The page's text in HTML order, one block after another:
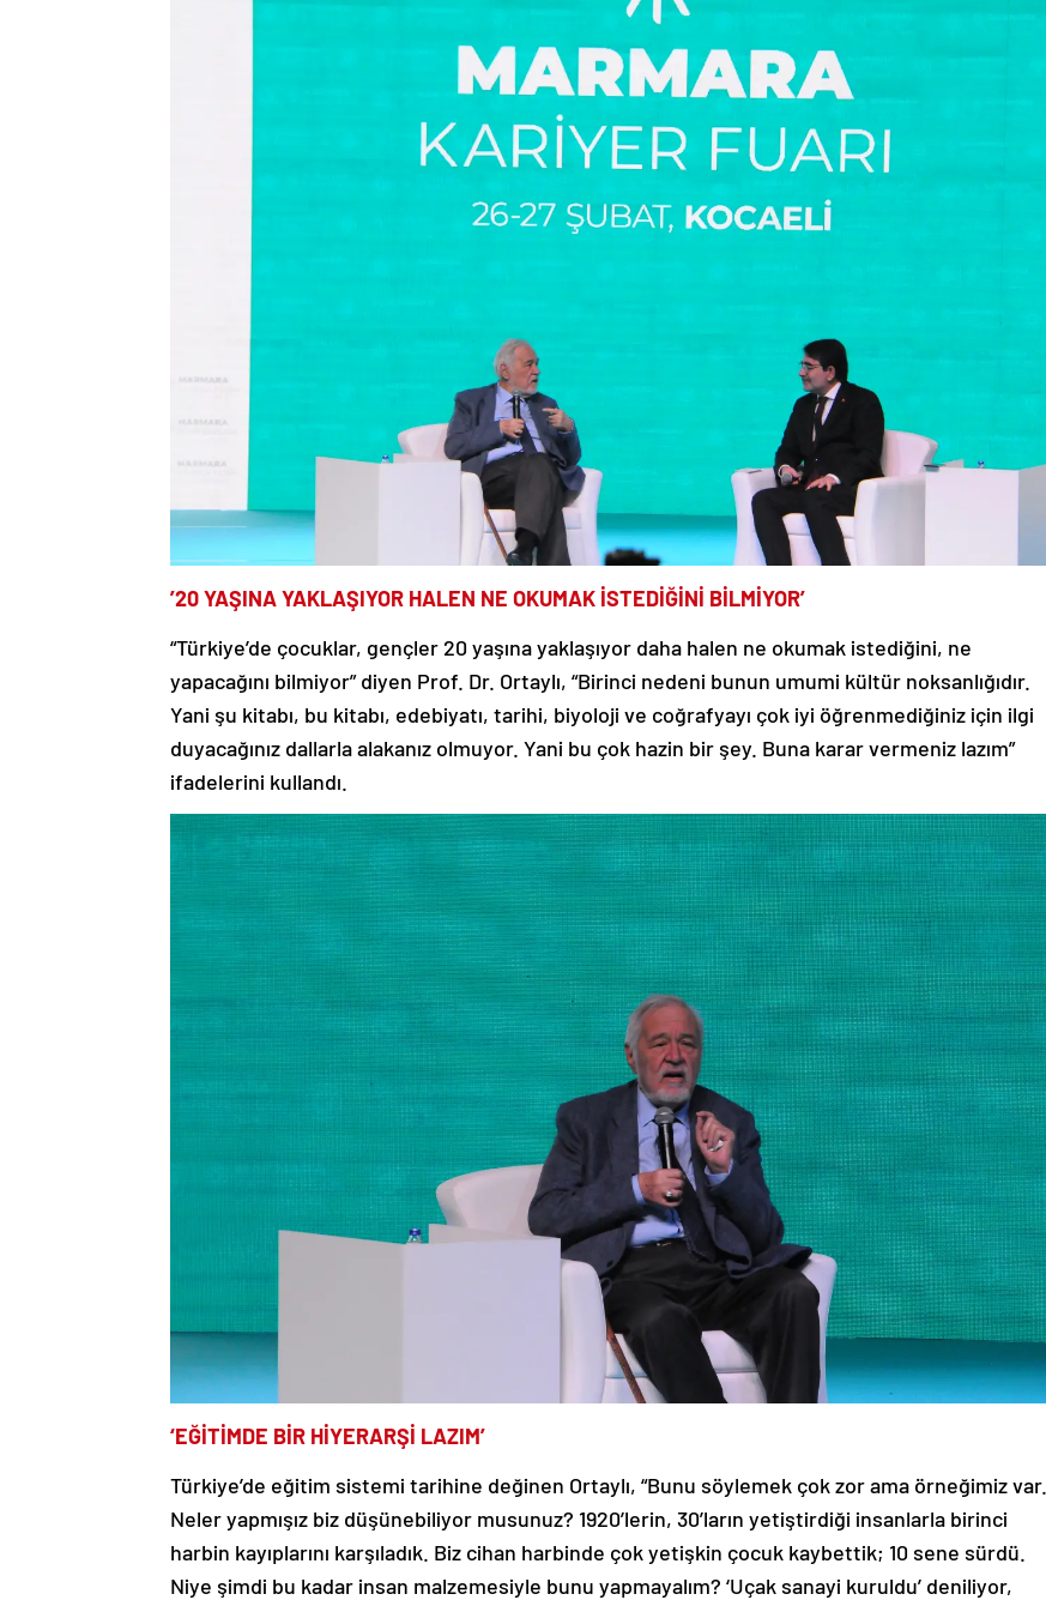
’20 YAŞINA YAKLAŞIYOR HALEN NE OKUMAK İSTEDİĞİNİ BİLMİYOR’
“Türkiye’de çocuklar, gençler 20 yaşına yaklaşıyor daha halen ne okumak istediğini, ne
yapacağını bilmiyor” diyen Prof. Dr. Ortaylı, “Birinci nedeni bunun umumi kültür noksanlığıdır.
Yani şu kitabı, bu kitabı, edebiyatı, tarihi, biyoloji ve coğrafyayı çok iyi öğrenmediğiniz için ilgi
duyacağınız dallarla alakanız olmuyor. Yani bu çok hazin bir şey. Buna karar vermeniz lazım”
ifadelerini kullandı.
‘EĞİTİMDE BİR HİYERARŞİ LAZIM’
Türkiye’de eğitim sistemi tarihine değinen Ortaylı, “Bunu söylemek çok zor ama örneğimiz var.
Neler yapmışız biz düşünebiliyor musunuz? 1920’lerin, 30’ların yetiştirdiği insanlarla birinci
harbin kayıplarını karşıladık. Biz cihan harbinde çok yetişkin çocuk kaybettik; 10 sene sürdü.
Niye şimdi bu kadar insan malzemesiyle bunu yapmayalım? ‘Uçak sanayi kuruldu’ deniliyor,